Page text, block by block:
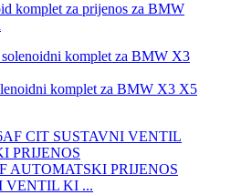
komplet za prijenos za BMW
komplet za BMW X3 X5
AUTOMATSKI PRIJENOS
VENTIL KI ...